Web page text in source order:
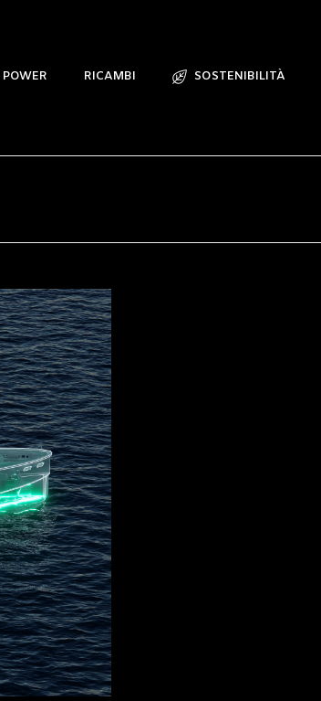
POWER RICAMBI SOSTENIBILITÀ